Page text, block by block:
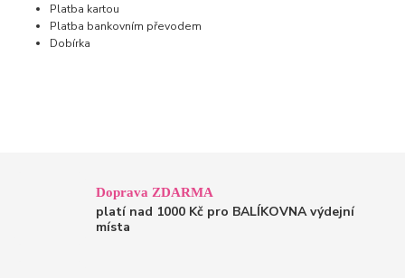
Platba kartou
Platba bankovním převodem
Dobírka
Doprava ZDARMA
platí nad 1000 Kč pro BALÍKOVNA výdejní
místa